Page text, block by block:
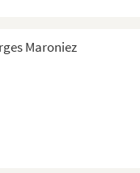
Maroniez
mère de Georges Maron...